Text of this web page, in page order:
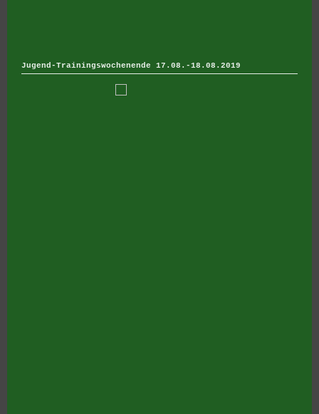
Jugend-Trainingswochenende 17.08.-18.08.2019